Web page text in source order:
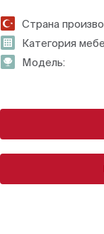
Страна
Категория
Модель: